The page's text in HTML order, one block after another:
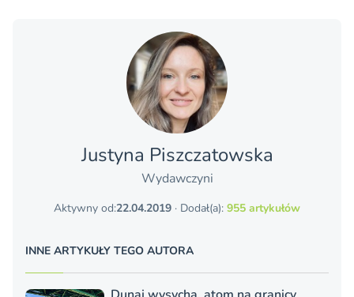
Justyna Piszczatowska
Wydawczyni
Aktywny od:22.04.2019 · Dodał(a): 955 artykułów
INNE ARTYKUŁY TEGO AUTORA